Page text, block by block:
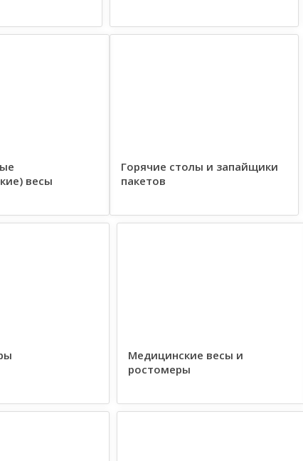
весы
Горячие столы и запайщики
пакетов
Медицинские весы и
ростомеры